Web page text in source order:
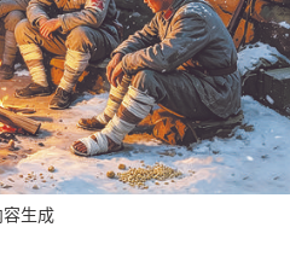
生成